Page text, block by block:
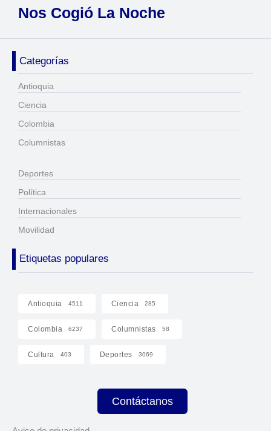
Nos Cogió La Noche
Categorías
Antioquia
Ciencia
Colombia
Columnistas
Deportes
Política
Internacionales
Movilidad
Etiquetas populares
Antioquia 4511 Ciencia 285
Colombia 6237 Columnistas 58
Cultura 403 Deportes 3069
Contáctanos